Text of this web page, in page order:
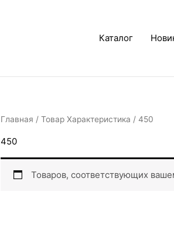
Каталог
Главная / Товар Характеристика / 450
450
Товаров, соответствующих